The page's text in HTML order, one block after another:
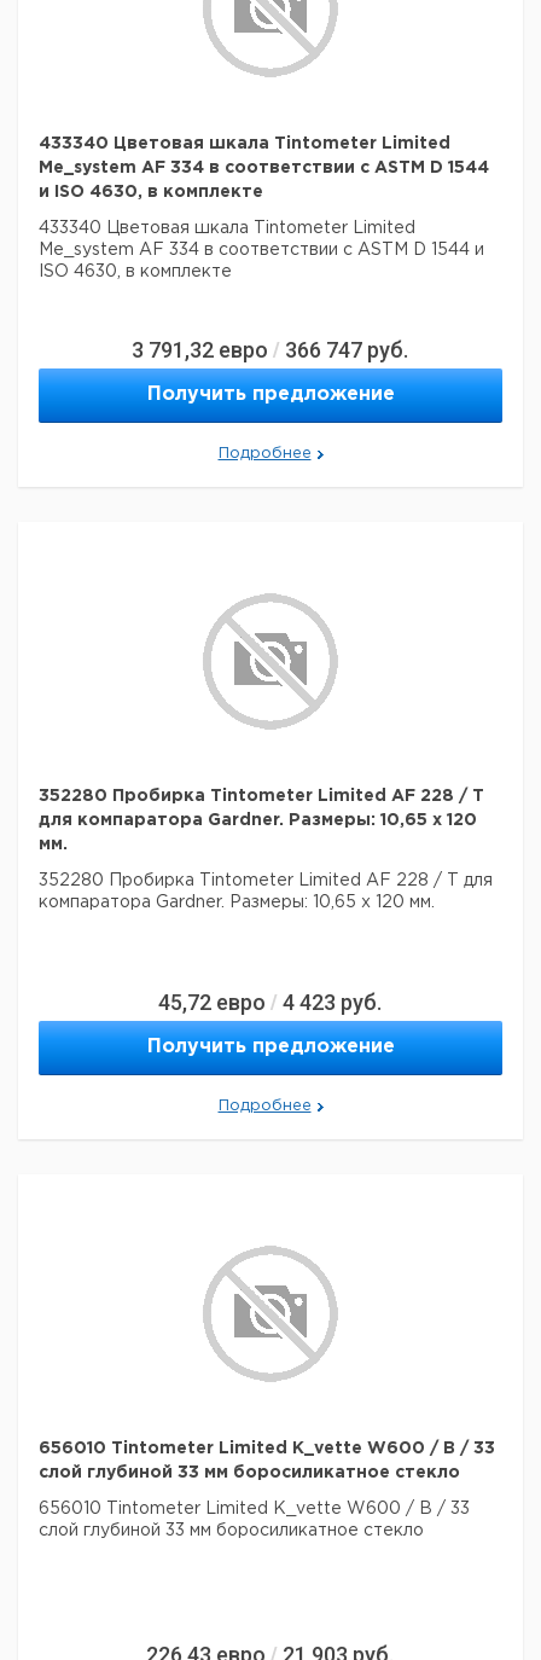
433340 Цветовая шкала Tintometer Limited
Me_system AF 334 в соответствии с ASTM D 1544
и ISO 4630, в комплекте
433340 Цветовая шкала Tintometer Limited
Me_system AF 334 в соответствии с ASTM D 1544 и
ISO 4630, в комплекте
3 791,32 евро / 366 747 руб.
Получить предложение
Подробнее
352280 Пробирка Tintometer Limited AF 228 / T
для компаратора Gardner. Размеры: 10,65 x 120
мм.
352280 Пробирка Tintometer Limited AF 228 / T для
компаратора Gardner. Размеры: 10,65 x 120 мм.
45,72 евро / 4 423 руб.
Получить предложение
Подробнее
656010 Tintometer Limited K_vette W600 / B / 33
слой глубиной 33 мм боросиликатное стекло
656010 Tintometer Limited K_vette W600 / B / 33
слой глубиной 33 мм боросиликатное стекло
226,43 евро / 21 903 руб.